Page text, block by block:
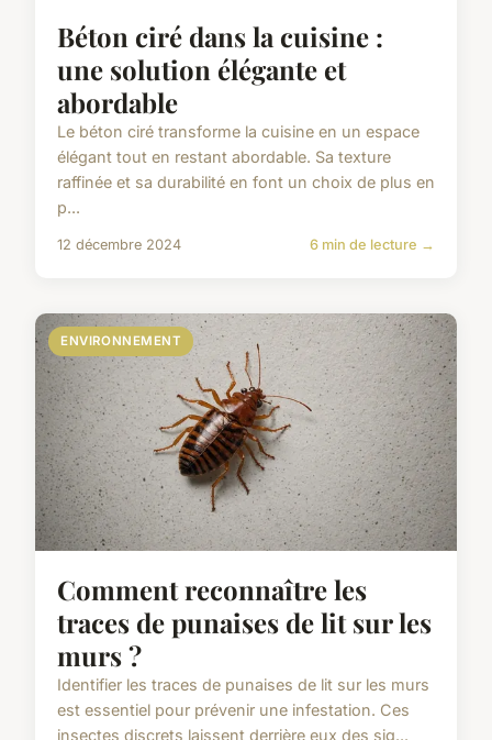
Béton ciré dans la cuisine :
une solution élégante et
abordable
Le béton ciré transforme la cuisine en un espace
élégant tout en restant abordable. Sa texture
raffinée et sa durabilité en font un choix de plus en
p...
12 décembre 2024 6 min de lecture →
ENVIRONNEMENT
Comment reconnaître les
traces de punaises de lit sur les
murs ?
Identifier les traces de punaises de lit sur les murs
est essentiel pour prévenir une infestation. Ces
insectes discrets laissent derrière eux des sig...